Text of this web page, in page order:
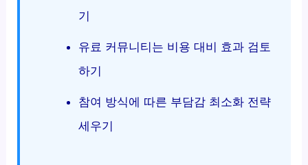
기
유료 커뮤니티는 비용 대비 효과 검토
하기
참여 방식에 따른 부담감 최소화 전략
세우기